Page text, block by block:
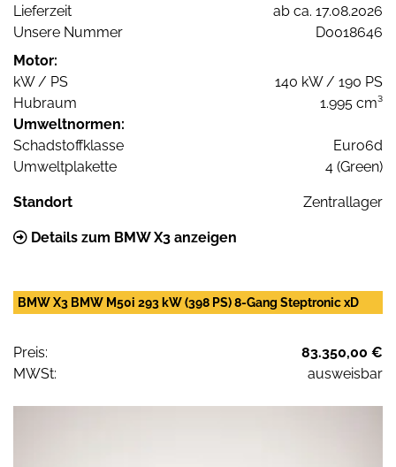
Lieferzeit
ab ca. 17.08.2026
Unsere Nummer
D0018646
Motor:
kW / PS
140 kW / 190 PS
Hubraum
1.995 cm³
Umweltnormen:
Schadstoffklasse
Euro6d
Umweltplakette
4 (Green)
Standort Zentrallager
Details zum BMW X3 anzeigen
BMW X3 BMW M50i 293 kW (398 PS) 8-Gang Steptronic xD
Preis:
83.350,00 €
MWSt:
ausweisbar